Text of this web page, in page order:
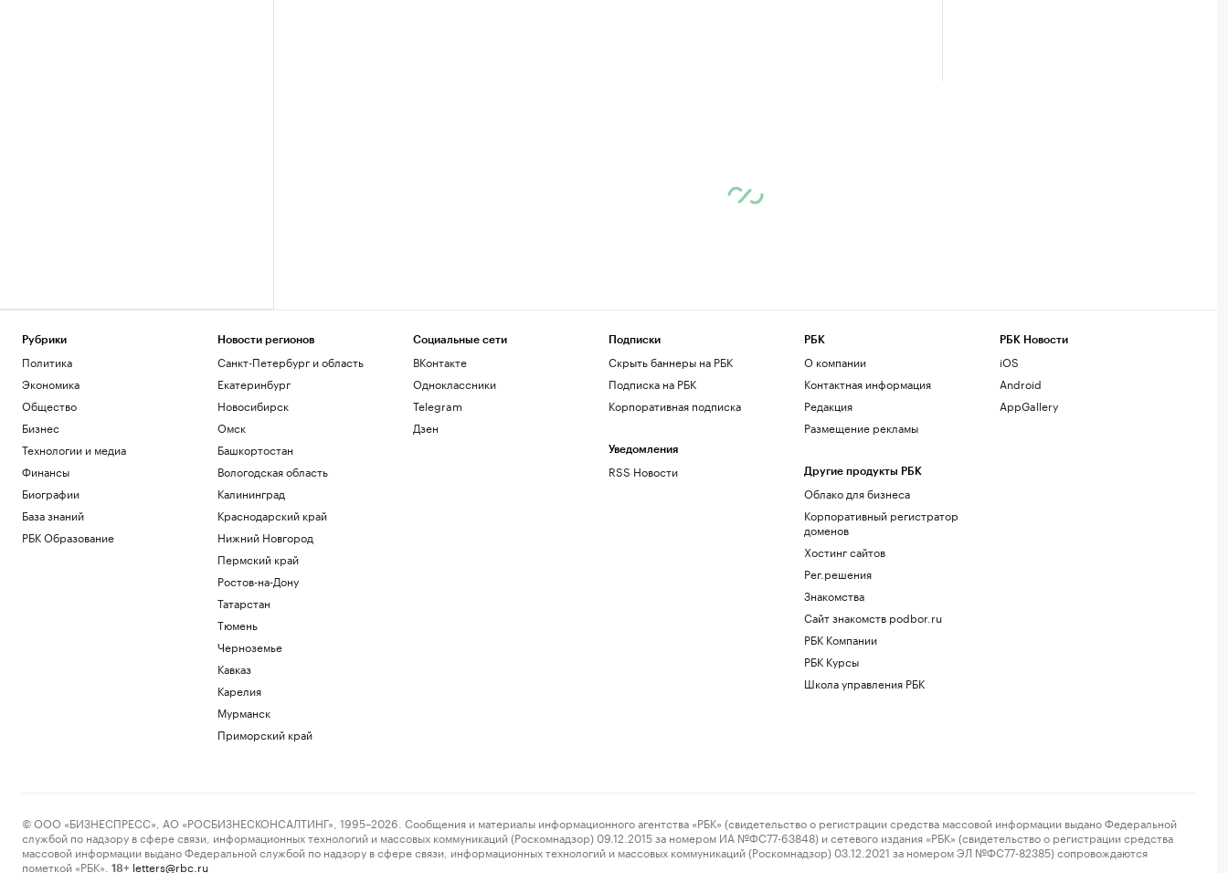
Рубрики
Политика
Экономика
Общество
Бизнес
Технологии и медиа
Финансы
Биографии
База знаний
РБК Образование
Новости регионов
Санкт-Петербург и область
Екатеринбург
Новосибирск
Омск
Башкортостан
Вологодская область
Калининград
Краснодарский край
Нижний Новгород
Пермский край
Ростов-на-Дону
Татарстан
Тюмень
Черноземье
Кавказ
Карелия
Мурманск
Приморский край
Социальные сети
ВКонтакте
Одноклассники
Telegram
Дзен
Подписки
Скрыть баннеры на РБК
Подписка на РБК
Корпоративная подписка
Уведомления
RSS Новости
РБК
О компании
Контактная информация
Редакция
Размещение рекламы
Другие продукты РБК
Облако для бизнеса
Корпоративный регистратор
доменов
Хостинг сайтов
Рег.решения
Знакомства
Сайт знакомств podbor.ru
РБК Компании
РБК Курсы
Школа управления РБК
РБК Новости
iOS
Android
AppGallery
© ООО «БИЗНЕСПРЕСС», АО «РОСБИЗНЕСКОНСАЛТИНГ», 1995–2026. Сообщения и материалы информационного агентства «РБК» (свидетельство о регистрации средства массовой информации выдано Федеральной
службой по надзору в сфере связи, информационных технологий и массовых коммуникаций (Роскомнадзор) 09.12.2015 за номером ИА №ФС77-63848) и сетевого издания «РБК» (свидетельство о регистрации средства
массовой информации выдано Федеральной службой по надзору в сфере связи, информационных технологий и массовых коммуникаций (Роскомнадзор) 03.12.2021 за номером ЭЛ №ФС77-82385) сопровождаются
пометкой «РБК».
18+ letters@rbc.ru